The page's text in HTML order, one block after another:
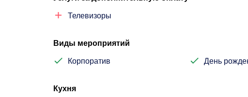
Телевизоры
Виды мероприятий
Корпоратив День
Кухня